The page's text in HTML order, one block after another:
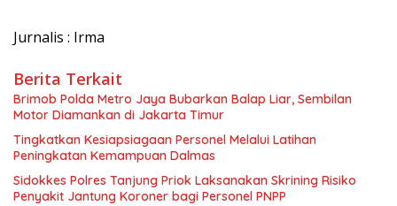
Jurnalis : Irma
Berita Terkait
Brimob Polda Metro Jaya Bubarkan Balap Liar, Sembilan
Motor Diamankan di Jakarta Timur
Tingkatkan Kesiapsiagaan Personel Melalui Latihan
Peningkatan Kemampuan Dalmas
Sidokkes Polres Tanjung Priok Laksanakan Skrining Risiko
Penyakit Jantung Koroner bagi Personel PNPP